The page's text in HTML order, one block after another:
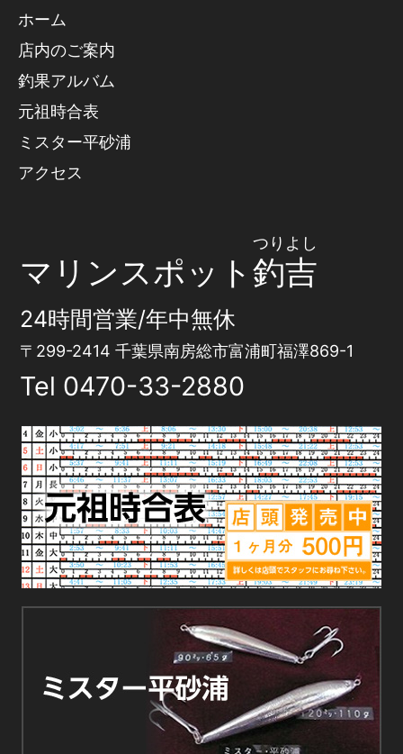
ホーム
店内のご案内
釣果アルバム
元祖時合表
ミスター平砂浦
アクセス
マリンスポット釣吉
つりよし
24時間営業/年中無休
〒299-2414 千葉県南房総市富浦町福澤869-1
Tel 0470-33-2880